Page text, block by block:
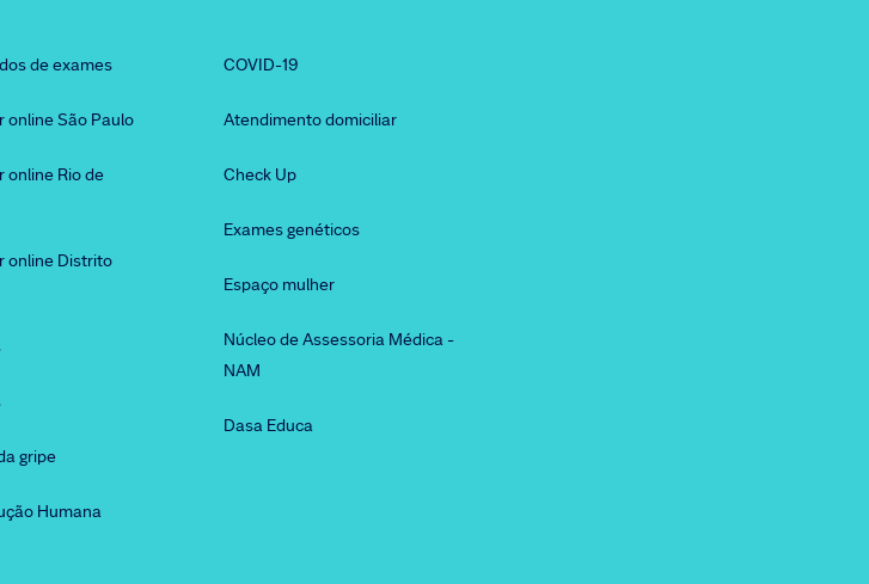
de exames
online São Paulo
online Rio de
online Distrito
gripe
Humana
COVID-19
Atendimento domiciliar
Check Up
Exames genéticos
Espaço mulher
Núcleo de Assessoria Médica -
NAM
Dasa Educa